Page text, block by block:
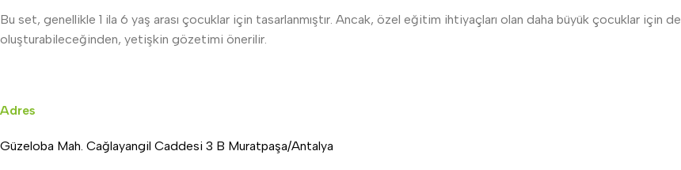
Bu set, genellikle 1 ila 6 yaş arası çocuklar için tasarlanmıştır. Ancak, özel eğitim ihtiyaçları olan daha büyük çocuklar için
oluşturabileceğinden, yetişkin gözetimi önerilir.
Adres
Güzeloba Mah. Cağlayangil Caddesi 3 B Muratpaşa/Antalya